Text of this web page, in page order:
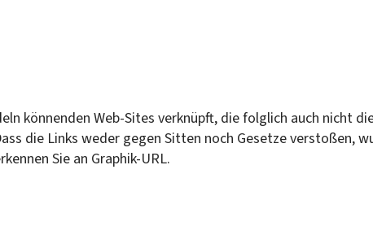
könnenden Web-Sites verknüpft, die folglich auch nicht
die Links weder gegen Sitten noch Gesetze verstoßen,
Sie an Graphik-URL.